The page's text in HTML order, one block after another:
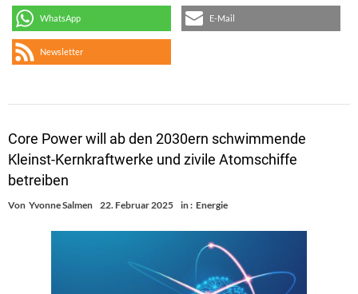
WhatsApp E-Mail
Newsletter
Core Power will ab den 2030ern schwimmende
Kleinst-Kernkraftwerke und zivile Atomschiffe
betreiben
Von Yvonne Salmen 22. Februar 2025 in : Energie